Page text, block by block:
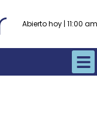
Abierto hoy | 11:00